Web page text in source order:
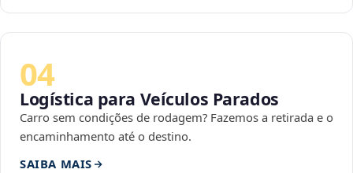
04
Logística para Veículos Parados
Carro sem condições de rodagem? Fazemos a retirada e o
encaminhamento até o destino.
SAIBA MAIS